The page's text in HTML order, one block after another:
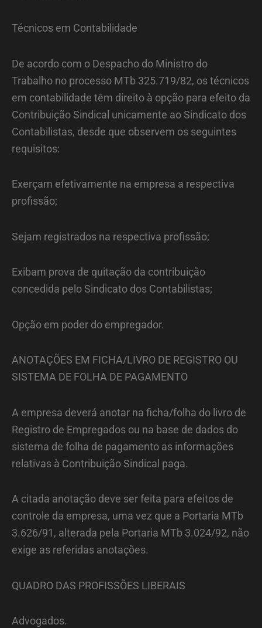
Técnicos em Contabilidade
De acordo com o Despacho do Ministro do
Trabalho no processo MTb 325.719/82, os técnicos
em contabilidade têm direito à opção para efeito da
Contribuição Sindical unicamente ao Sindicato dos
Contabilistas, desde que observem os seguintes
requisitos:
Exerçam efetivamente na empresa a respectiva
profissão;
Sejam registrados na respectiva profissão;
Exibam prova de quitação da contribuição
concedida pelo Sindicato dos Contabilistas;
Opção em poder do empregador.
ANOTAÇÕES EM FICHA/LIVRO DE REGISTRO OU
SISTEMA DE FOLHA DE PAGAMENTO
A empresa deverá anotar na ficha/folha do livro de
Registro de Empregados ou na base de dados do
sistema de folha de pagamento as informações
relativas à Contribuição Sindical paga.
A citada anotação deve ser feita para efeitos de
controle da empresa, uma vez que a Portaria MTb
3.626/91, alterada pela Portaria MTb 3.024/92, não
exige as referidas anotações.
QUADRO DAS PROFISSÕES LIBERAIS
Advogados.